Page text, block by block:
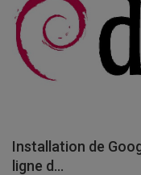
Installation de
ligne d...